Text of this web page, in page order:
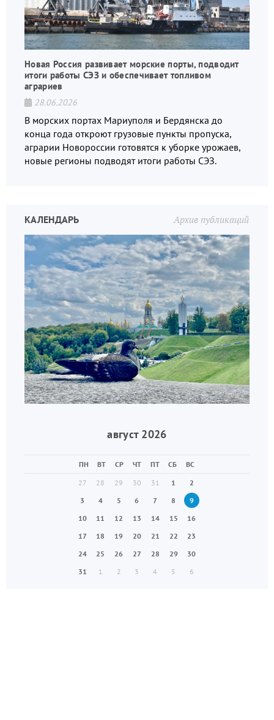
Новая Россия развивает морские порты, подводит
итоги работы СЭЗ и обеспечивает топливом
аграриев
28.06.2026
В морских портах Мариуполя и Бердянска до
конца года откроют грузовые пункты пропуска,
аграрии Новороссии готовятся к уборке урожаев,
новые регионы подводят итоги работы СЭЗ.
Архив публикаций
КАЛЕНДАРЬ
август 2026
ПН ВТ СР ЧТ ПТ СБ
ВС
27
28 29 30 31 1
2
3
4 5 6 7 8
9
10
11 12 13 14 15
16
17
18 19 20 21 22
23
24
25 26 27 28 29
30
31
1 2 3 4 5 6